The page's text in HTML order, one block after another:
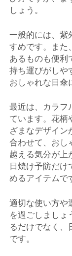
しょう。
一般的には、紫
すめです。また
あるものも便利
持ち運びがしや
おしゃれな日傘
最近は、カラフ
ています。花柄
ざまなデザイン
合わせて、おし
越える気分が上
日焼け予防だ
めるアイテムで
適切な使い方や
を過ごしましょ
るだけでなく、
です。